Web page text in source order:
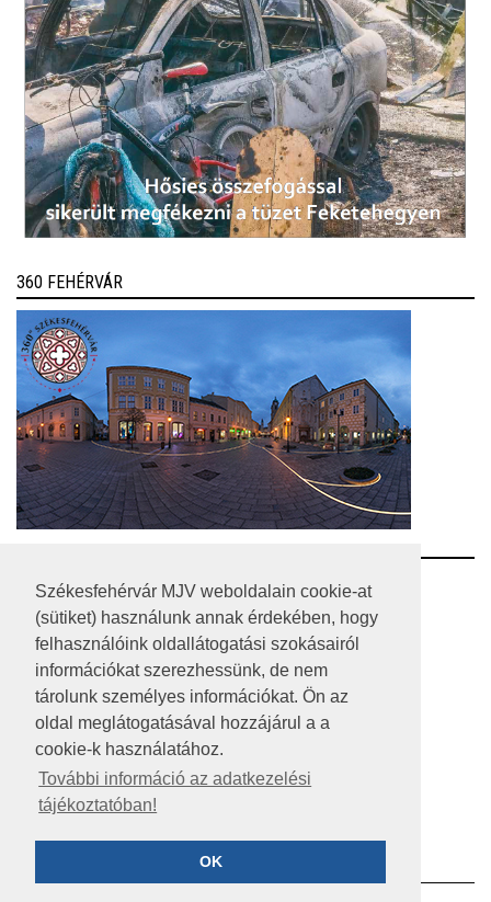
Székesfehérvár MJV weboldalain cookie-at
(sütiket) használunk annak érdekében, hogy
felhasználóink oldallátogatási szokásairól
információkat szerezhessünk, de nem
tárolunk személyes információkat. Ön az
oldal meglátogatásával hozzájárul a a
cookie-k használatához.
További információ az adatkezelési
tájékoztatóban!
OK
360 FEHÉRVÁR
RSS
A HONLAP 2017.03.31-I ÁLLAPOTA
JOGI NYILATKOZAT
IMPRESSZUM
KÖZÉRDEKŰ ADATOK